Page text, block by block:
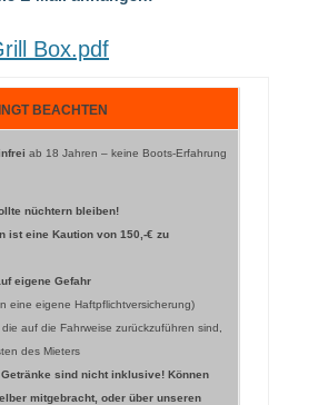
Box.pdf
BEACHTEN
ab 18 Jahren – keine Boots-Erfahrung
nüchtern bleiben!
ist eine Kaution von 150,-€ zu
eigene Gefahr
eine eigene Haftpflichtversicherung)
auf die Fahrweise zurückzuführen sind,
des Mieters
sind nicht inklusive! Können
mitgebracht, oder über unseren